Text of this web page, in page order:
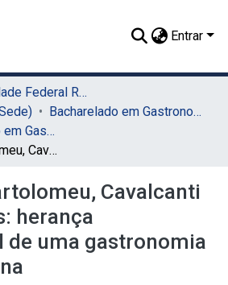
Entrar
01. Universidade Federal Rural de Pernambuco - UFRPE (Sede)
Bacharelado em Gastronomia (Sede)
TCC - Bacharelado em Gastronomia (Sede)
Bolos São Bartolomeu, Cavalcanti e Guararapes: herança sociocultural de uma gastronomia pernambucana
Cavalcanti
herança
uma gastronomia